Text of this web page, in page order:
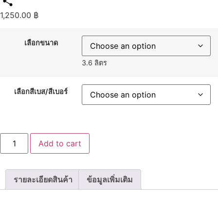
Share
1,250.00 ฿
เลือกขนาด
3.6 ลิตร
เลือกสีเบส/สีเบอร์
โจ
ชิ
อิน
ตี้
Add to cart
รายละเอียดสินค้า ข้อมูลเพิ่มเติม